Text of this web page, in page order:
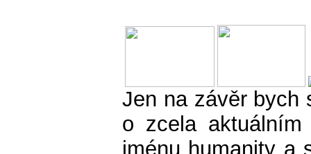
Jen na závěr bych
o zcela aktuálním
jménu humanity a